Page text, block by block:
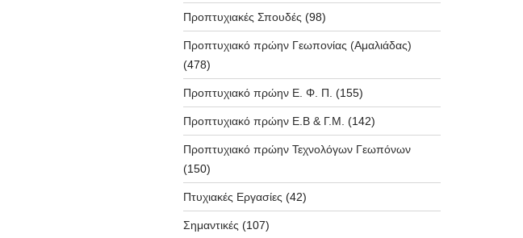
Προπτυχιακές Σπουδές (98)
Προπτυχιακό πρώην Γεωπονίας (Αμαλιάδας)
(478)
Προπτυχιακό πρώην Ε. Φ. Π. (155)
Προπτυχιακό πρώην Ε.Β & Γ.Μ. (142)
Προπτυχιακό πρώην Τεχνολόγων Γεωπόνων
(150)
Πτυχιακές Εργασίες (42)
Σημαντικές (107)